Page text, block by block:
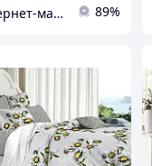
Интернет-магазин "ЮСОН" 89%